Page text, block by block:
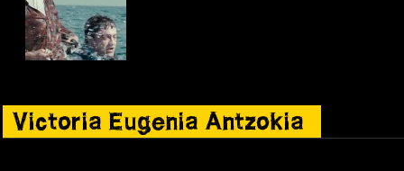
Victoria Eugenia Antzokia